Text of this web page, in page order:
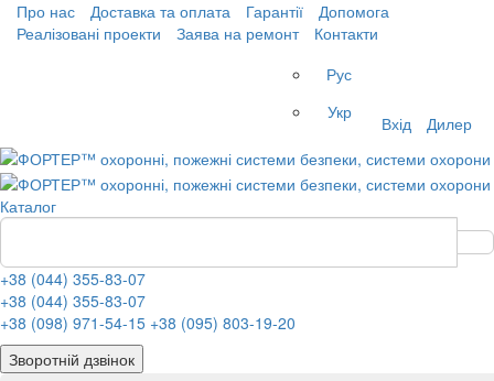
Про нас Доставка та оплата Гарантії
Допомога
Реалізовані проекти
Заява на ремонт
Контакти
Рус
Укр
Вхід Дилер
Каталог
+38 (044) 355-83-07
+38 (044) 355-83-07
+38 (098) 971-54-15 +38 (095) 803-19-20
Зворотній дзвінок